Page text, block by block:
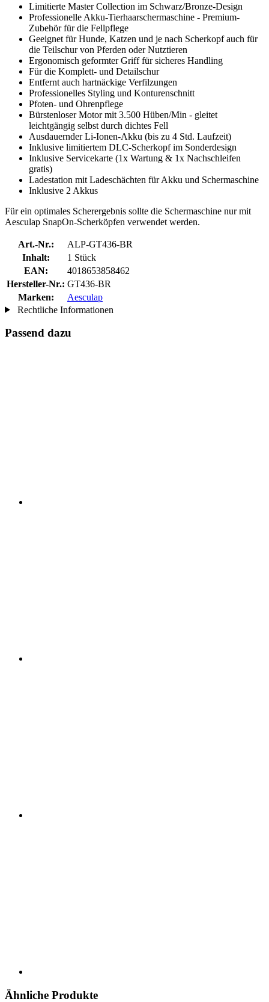
Limitierte Master Collection im Schwarz/Bronze-Design
Professionelle Akku-Tierhaarschermaschine - Premium-
Zubehör für die Fellpflege
Geeignet für Hunde, Katzen und je nach Scherkopf auch für
die Teilschur von Pferden oder Nutztieren
Ergonomisch geformter Griff für sicheres Handling
Für die Komplett- und Detailschur
Entfernt auch hartnäckige Verfilzungen
Professionelles Styling und Konturenschnitt
Pfoten- und Ohrenpflege
Bürstenloser Motor mit 3.500 Hüben/Min - gleitet
leichtgängig selbst durch dichtes Fell
Ausdauernder Li-Ionen-Akku (bis zu 4 Std. Laufzeit)
Inklusive limitiertem DLC-Scherkopf im Sonderdesign
Inklusive Servicekarte (1x Wartung & 1x Nachschleifen
gratis)
Ladestation mit Ladeschächten für Akku und Schermaschine
Inklusive 2 Akkus
Für ein optimales Scherergebnis sollte die Schermaschine nur mit
Aesculap SnapOn-Scherköpfen verwendet werden.
Art.-Nr.:
ALP-GT436-BR
Inhalt:
1 Stück
EAN:
4018653858462
Hersteller-Nr.: GT436-BR
Marken:
Aesculap
Rechtliche Informationen
Passend dazu
Ähnliche Produkte